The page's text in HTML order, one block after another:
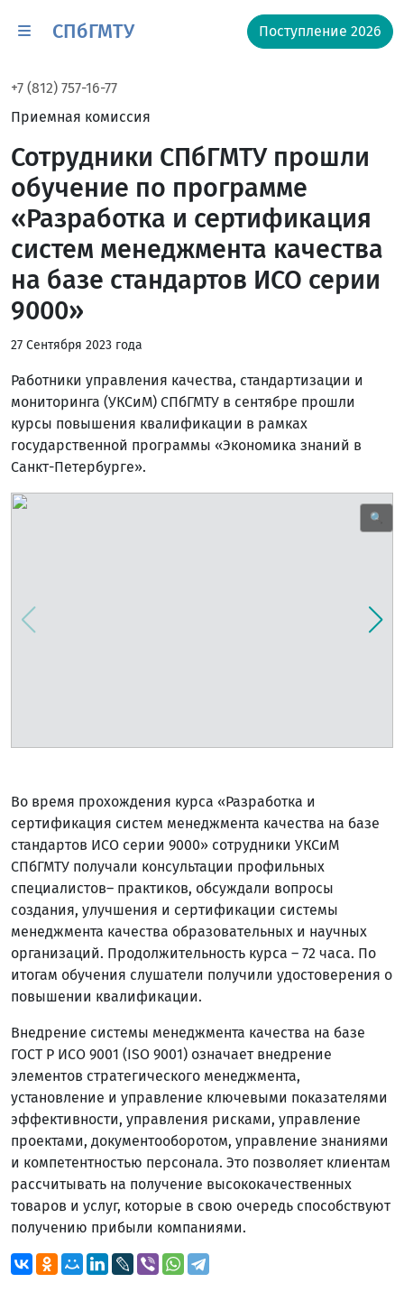
СПбГМТУ Поступление 2026
+7 (812) 757-16-77
Приемная комиссия
Сотрудники СПбГМТУ прошли
обучение по программе
«Разработка и сертификация
систем менеджмента качества
на базе стандартов ИСО серии
9000»
27 Сентября 2023 года
Работники управления качества, стандартизации и
мониторинга (УКСиМ) СПбГМТУ в сентябре прошли
курсы повышения квалификации в рамках
государственной программы «Экономика знаний в
Санкт-Петербурге».
🔍
Во время прохождения курса «Разработка и
сертификация систем менеджмента качества на базе
стандартов ИСО серии 9000» сотрудники УКСиМ
СПбГМТУ получали консультации профильных
специалистов– практиков, обсуждали вопросы
создания, улучшения и сертификации системы
менеджмента качества образовательных и научных
организаций. Продолжительность курса – 72 часа. По
итогам обучения слушатели получили удостоверения о
повышении квалификации.
Внедрение системы менеджмента качества на базе
ГОСТ Р ИСО 9001 (ISO 9001) означает внедрение
элементов стратегического менеджмента,
установление и управление ключевыми показателями
эффективности, управления рисками, управление
проектами, документооборотом, управление знаниями
и компетентностью персонала. Это позволяет клиентам
рассчитывать на получение высококачественных
товаров и услуг, которые в свою очередь способствуют
получению прибыли компаниями.